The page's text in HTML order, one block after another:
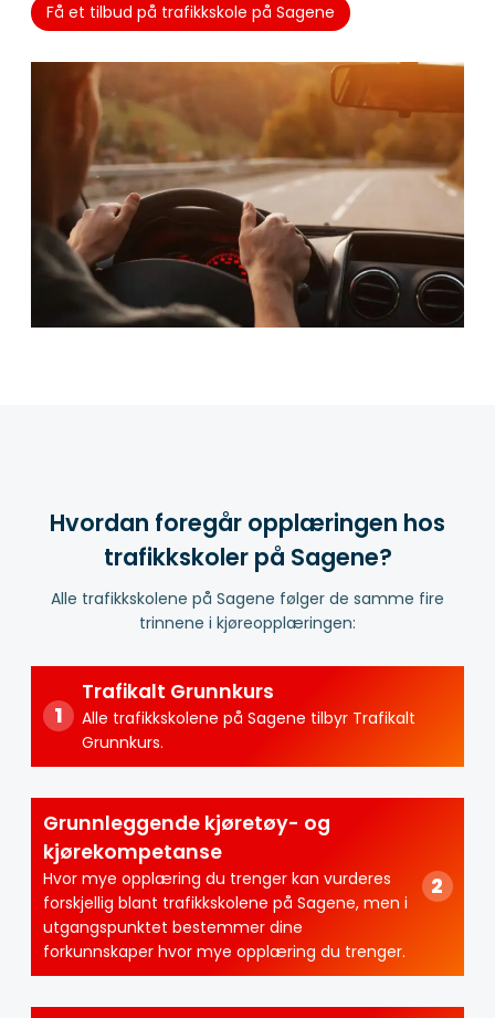
Få et tilbud på trafikkskole på Sagene
Hvordan foregår opplæringen hos
trafikkskoler på Sagene?
Alle trafikkskolene på Sagene følger de samme fire
trinnene i kjøreopplæringen:
Trafikalt Grunnkurs
Alle trafikkskolene på Sagene tilbyr Trafikalt
Grunnkurs.
Grunnleggende kjøretøy- og
kjørekompetanse
Hvor mye opplæring du trenger kan vurderes
forskjellig blant trafikkskolene på Sagene, men i
utgangspunktet bestemmer dine
forkunnskaper hvor mye opplæring du trenger.